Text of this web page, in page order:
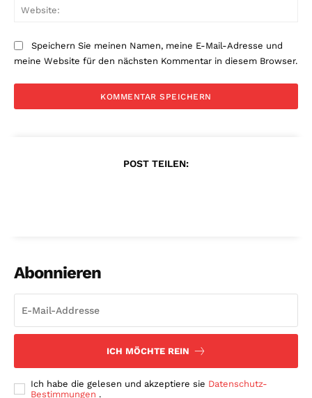
Speichern Sie meinen Namen, meine E-Mail-Adresse und
meine Website für den nächsten Kommentar in diesem Browser.
POST TEILEN:
Abonnieren
ICH MÖCHTE REIN
Ich habe die gelesen und akzeptiere sie Datenschutz-
Bestimmungen .